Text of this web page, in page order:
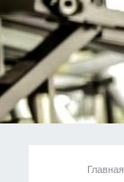
Главная